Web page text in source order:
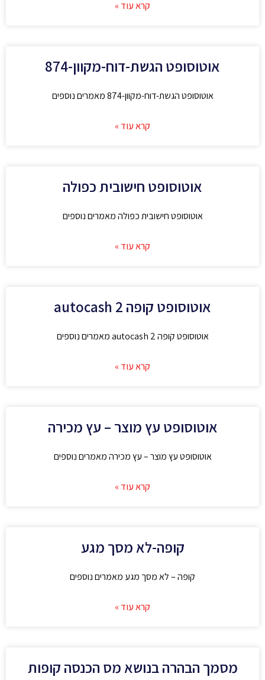
קרא עוד »
אוטוסופט הגשת-דוח-מקוון-874
אוטוסופט הגשת-דוח-מקוון-874 מאמרים נוספים
קרא עוד »
אוטוסופט חישובית כפולה
אוטוסופט חישובית כפולה מאמרים נוספים
קרא עוד »
אוטוסופט קופה autocash 2
אוטוסופט קופה autocash 2 מאמרים נוספים
קרא עוד »
אוטוסופט עץ מוצר – עץ מכירה
אוטוסופט עץ מוצר – עץ מכירה מאמרים נוספים
קרא עוד »
קופה-לא מסך מגע
קופה – לא מסך מגע מאמרים נוספים
קרא עוד »
מסמך הבהרה בנושא מס הכנסה קופות